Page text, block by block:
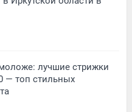
лучшие стрижки
— топ стильных